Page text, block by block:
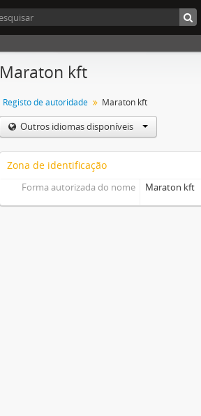
Maraton kft
Registo de autoridade Maraton kft
Outros idiomas disponíveis
Zona de identificação
Forma autorizada do nome Maraton kft